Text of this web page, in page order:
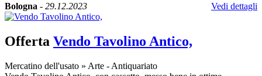
Bologna - 29.12.2023 Vedi dettagli
Offerta Vendo Tavolino Antico,
Mercatino dell'usato » Arte - Antiquariato